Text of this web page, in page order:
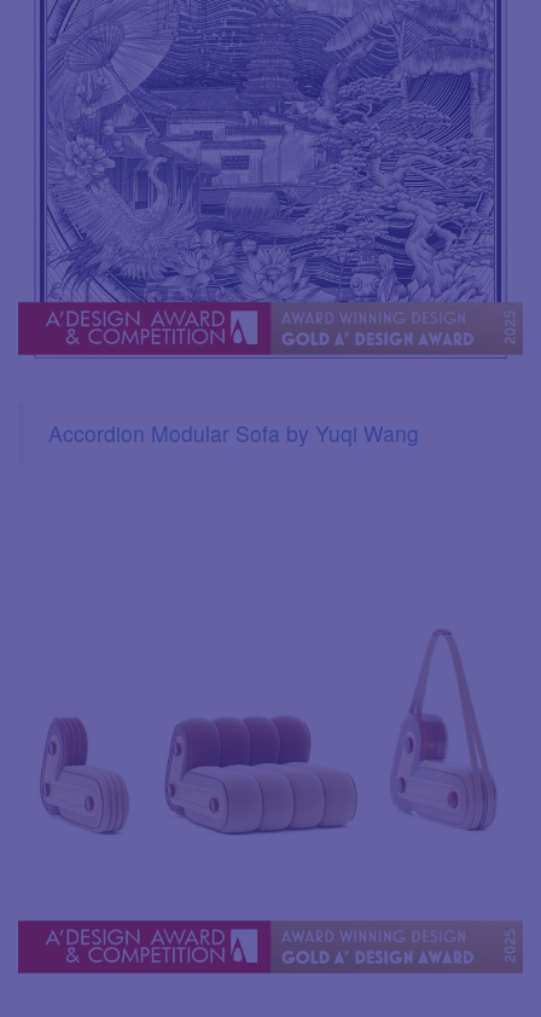
Accordion Modular Sofa by Yuqi Wang